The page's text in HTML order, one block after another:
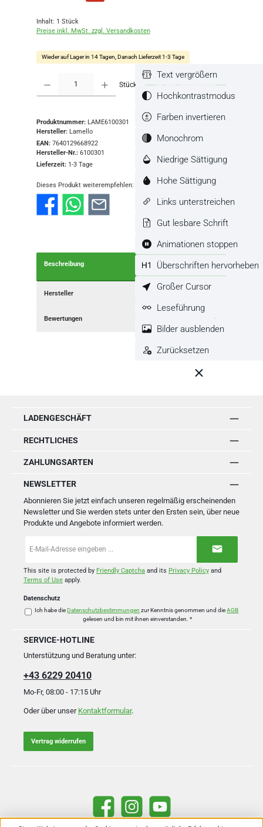
Inhalt: 1 Stück
Preise inkl. MwSt. zzgl. Versandkosten
Wieder auf Lager in 14 Tagen, Danach Lieferzeit 1-3 Tage
Produkt Anzahl: Gib den gewünschten Wert ein oder benutze die
Stück In den Warenkorb
Produktnummer: LAME6100301
Hersteller: Lamello
EAN: 7640129668922
Hersteller-Nr.: 6100301
Lieferzeit: 1-3 Tage
Dieses Produkt weiterempfehlen:
Beschreibung
Hersteller
Bewertungen
LADENGESCHÄFT
RECHTLICHES
ZAHLUNGSARTEN
NEWSLETTER
Abonnieren Sie jetzt einfach unseren regelmäßig erscheinenden
Newsletter und Sie werden stets unter den Ersten sein, über neue
Produkte und Angebote informiert werden.
Mail-
*
This site is protected by Friendly Captcha and its Privacy Policy and
Terms of Use apply.
Datenschutz
Ich habe dieDatenschutzbestimmungen zur Kenntnis genommen und dieAGB
gelesen und bin mit ihnen einverstanden. *
SERVICE-HOTLINE
Unterstützung und Beratung unter:
+43 6229 20410
Mo-Fr, 08:00 - 17:15 Uhr
Oder über unser Kontaktformular.
Vertrag widerrufen
Facebook Instagram YouTube
Text vergrößern
Hochkontrastmodus
Farben invertieren
Monochrom
Niedrige Sättigung
Hohe Sättigung
Links unterstreichen
Gut lesbare Schrift
Animationen stoppen
Überschriften hervorheben
Großer Cursor
Leseführung
Bilder ausblenden
Zurücksetzen